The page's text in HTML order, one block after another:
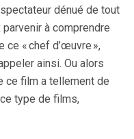
dénué de tout
à comprendre
« chef d’œuvre »,
ainsi. Ou alors
ce film a tellement de
type de films,